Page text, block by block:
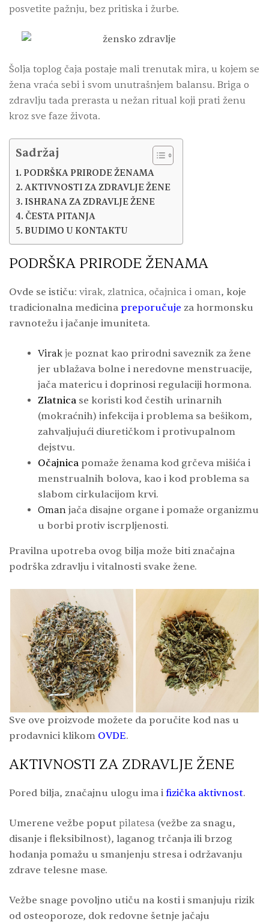
posvetite pažnju, bez pritiska i žurbe.
Šolja toplog čaja postaje mali trenutak mira, u kojem se
žena vraća sebi i svom unutrašnjem balansu. Briga o
zdravlju tada prerasta u nežan ritual koji prati ženu
kroz sve faze života.
Sadržaj
PODRŠKA PRIRODE ŽENAMA
AKTIVNOSTI ZA ZDRAVLJE ŽENE
ISHRANA ZA ZDRAVLJE ŽENE
ČESTA PITANJA
BUDIMO U KONTAKTU
PODRŠKA PRIRODE ŽENAMA
Ovde se ističu: virak, zlatnica, očajnica i oman, koje
tradicionalna medicina preporučuje za hormonsku
ravnotežu i jačanje imuniteta.
Virak je poznat kao prirodni saveznik za žene
jer ublažava bolne i neredovne menstruacije,
jača matericu i doprinosi regulaciji hormona.
Zlatnica se koristi kod čestih urinarnih
(mokraćnih) infekcija i problema sa bešikom,
zahvaljujući diuretičkom i protivupalnom
dejstvu.
Očajnica pomaže ženama kod grčeva mišića i
menstrualnih bolova, kao i kod problema sa
slabom cirkulacijom krvi.
Oman jača disajne organe i pomaže organizmu
u borbi protiv iscrpljenosti.
Pravilna upotreba ovog bilja može biti značajna
podrška zdravlju i vitalnosti svake žene.
Sve ove proizvode možete da poručite kod nas u
prodavnici klikom OVDE.
AKTIVNOSTI ZA ZDRAVLJE ŽENE
Pored bilja, značajnu ulogu ima i fizička aktivnost.
Umerene vežbe poput pilatesa (vežbe za snagu,
disanje i fleksibilnost), laganog trčanja ili brzog
hodanja pomažu u smanjenju stresa i održavanju
zdrave telesne mase.
Vežbe snage povoljno utiču na kosti i smanjuju rizik
od osteoporoze, dok redovne šetnje jačaju